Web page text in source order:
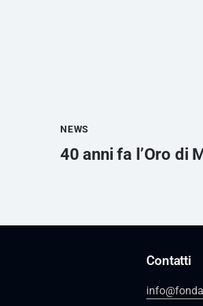
NEWS
40 anni fa l’Oro di
Contatti